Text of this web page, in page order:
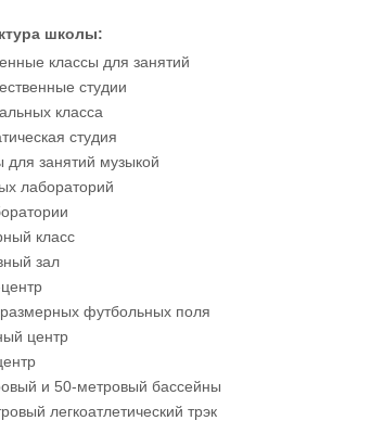
школы:
классы для занятий
студии
класса
студия
для занятий музыкой
лабораторий
класс
зал
футбольных поля
центр
и 50-метровый бассейны
легкоатлетический трэк